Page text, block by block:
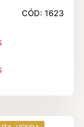
CÓD: 1623